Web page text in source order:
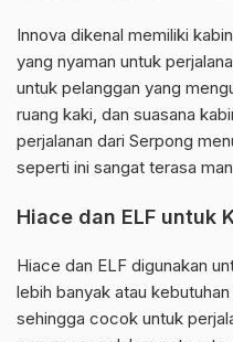
Innova dikenal memiliki
yang nyaman untuk
untuk pelanggan yang
ruang kaki, dan suasana
perjalanan dari Serpong
seperti ini sangat terasa
Hiace dan ELF untuk
Hiace dan ELF digunakan
lebih banyak atau
sehingga cocok untuk